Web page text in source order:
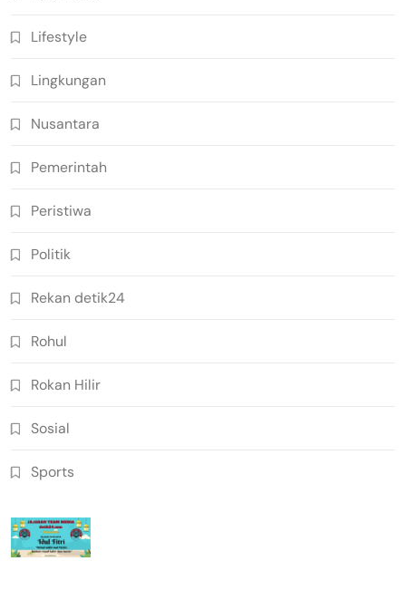
Lifestyle
Lingkungan
Nusantara
Pemerintah
Peristiwa
Politik
Rekan detik24
Rohul
Rokan Hilir
Sosial
Sports